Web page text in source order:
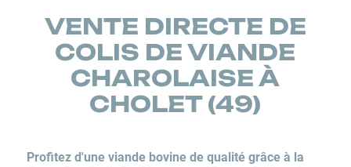
VENTE DIRECTE DE
COLIS DE VIANDE
CHAROLAISE À
CHOLET (49)
Profitez d'une viande bovine de qualité grâce à la